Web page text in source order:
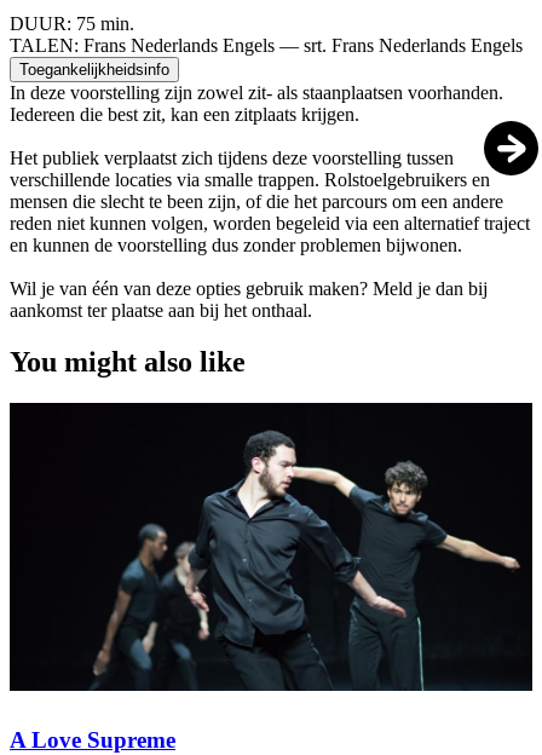
DUUR: 75 min.
TALEN: Frans Nederlands Engels — srt. Frans Nederlands Engels
Toegankelijkheidsinfo
In deze voorstelling zijn zowel zit- als staanplaatsen voorhanden.
Iedereen die best zit, kan een zitplaats krijgen.
Het publiek verplaatst zich tijdens deze voorstelling tussen
verschillende locaties via smalle trappen. Rolstoelgebruikers en
mensen die slecht te been zijn, of die het parcours om een andere
reden niet kunnen volgen, worden begeleid via een alternatief traject
en kunnen de voorstelling dus zonder problemen bijwonen.
Wil je van één van deze opties gebruik maken? Meld je dan bij
aankomst ter plaatse aan bij het onthaal.
You might also like
A Love Supreme